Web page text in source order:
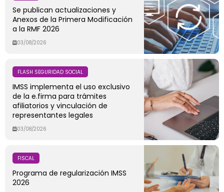
Se publican actualizaciones y
Anexos de la Primera Modificación
a la RMF 2026
03/08/2026
FLASH SEGURIDAD SOCIAL
IMSS implementa el uso exclusivo
de la e.firma para trámites
afiliatorios y vinculación de
representantes legales
03/08/2026
FISCAL
Programa de regularización IMSS
2026